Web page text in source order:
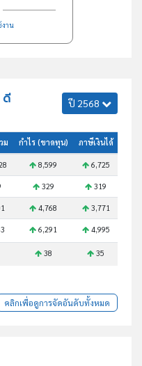
าน
ดี ปี 2568
ม กำไร (ขาดทุน) ภาษีเงินได้
8,599 6,725
329 319
4,768 3,771
6,291 4,995
38 35
คลิกเพื่อดูการจัดอันดับทั้งหมด